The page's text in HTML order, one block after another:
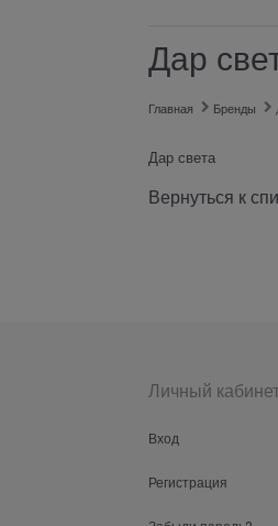
Дар
Главная Бренды
Дар света
Вернуться к
Личный
Вход
Регистрация